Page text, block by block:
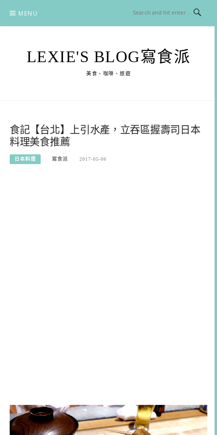
content
MENU
LEXIE'S BLOG寫食派
美食、咖啡、旅遊
食記【台北】上引水產，立吞區握壽司日本
料理美食推薦
日本料理 寫食派 2017-05-06